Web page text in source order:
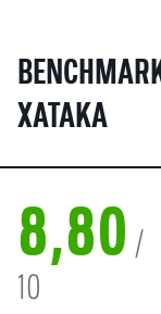
XATAKA
8,80 /
10